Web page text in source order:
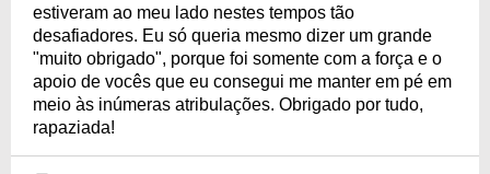
estiveram ao meu lado nestes tempos tão
desafiadores. Eu só queria mesmo dizer um grande
"muito obrigado", porque foi somente com a força e o
apoio de vocês que eu consegui me manter em pé em
meio às inúmeras atribulações. Obrigado por tudo,
rapaziada!